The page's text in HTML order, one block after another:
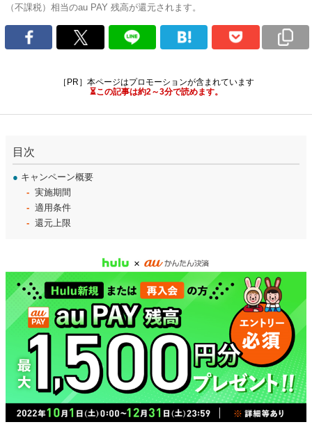
（不課税）相当のau PAY 残高が還元されます。
［PR］本ページはプロモーションが含まれています
⏳この記事は約2～3分で読めます。
目次
● キャンペーン概要
実施期間
適用条件
還元上限